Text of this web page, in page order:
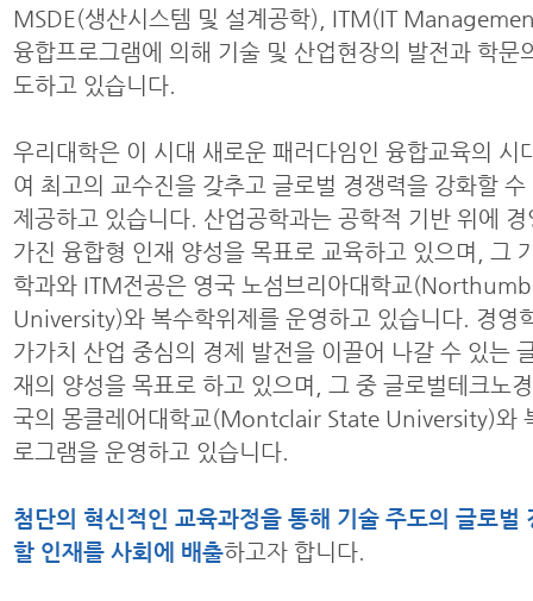
MSDE(생산시스템 및 설계공학), ITM(IT
융합프로그램에 의해 기술 및 산업현장의 발전과 학문
도하고 있습니다.
우리대학은 이 시대 새로운 패러다임인 융합교육의 시
여 최고의 교수진을 갖추고 글로벌 경쟁력을 강화할
제공하고 있습니다. 산업공학과는 공학적 기반 위에
가진 융합형 인재 양성을 목표로 교육하고 있으며, 그
학과와 ITM전공은 영국 노섬브리아대학교
University)와 복수학위제를 운영하고 있습니다. 경영
가가치 산업 중심의 경제 발전을 이끌어 나갈 수 있는
재의 양성을 목표로 하고 있으며, 그 중 글로벌테크노
국의 몽클레어대학교(Montclair State University)와
로그램을 운영하고 있습니다.
첨단의 혁신적인 교육과정을 통해 기술 주도의 글로벌
할 인재를 사회에 배출하고자 합니다.